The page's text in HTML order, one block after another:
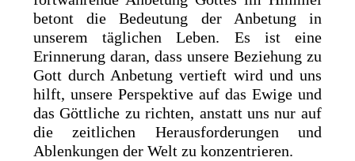
betont die Bedeutung der Anbetung in
unserem täglichen Leben. Es ist eine
Erinnerung daran, dass unsere Beziehung zu
Gott durch Anbetung vertieft wird und uns
hilft, unsere Perspektive auf das Ewige und
das Göttliche zu richten, anstatt uns nur auf
die zeitlichen Herausforderungen und
Ablenkungen der Welt zu konzentrieren.